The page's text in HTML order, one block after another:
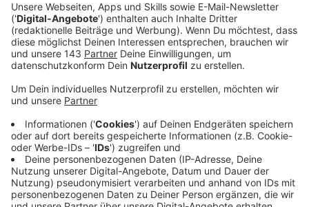
Gag-Kiste und vermutlich auch wieder zum Telefon...
Elvis Eifel-Fans wissen, was das bedeutet.
Anzeige
Das Comedy Camp in der
Wiedenbrück amSonntag, 23.11.2025. Einlass 18 Uhr,
Beginn: 19 Uhr.
Anzeige